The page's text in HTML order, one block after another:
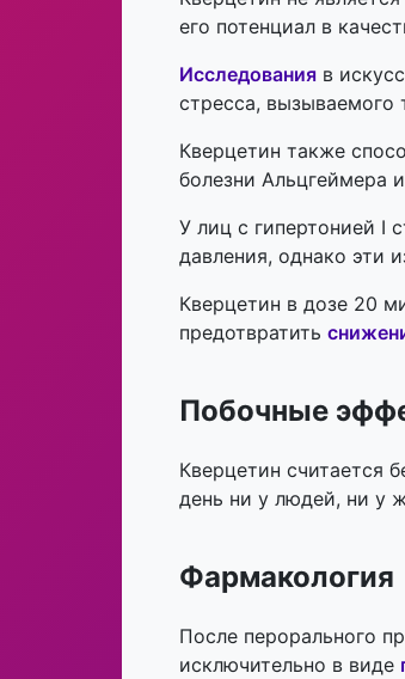
его потенциал в
Исследования в
стресса,
Кверцетин также
болезни Альцгеймера
У лиц с гипертонией I
давления, однако эти и
Кверцетин в дозе 20
предотвратить
Побочные
Кверцетин считается
день ни у людей, ни у
Фармакология
После перорального
исключительно в виде